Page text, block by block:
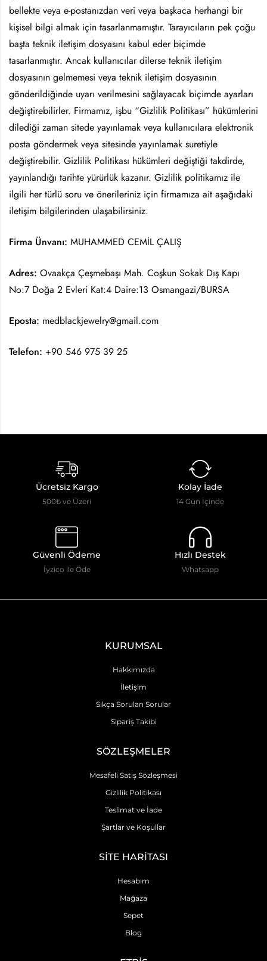
bellekte veya e-postanızdan veri veya başkaca herhangi bir
kişisel bilgi almak için tasarlanmamıştır. Tarayıcıların pek çoğu
başta teknik iletişim dosyasını kabul eder biçimde
tasarlanmıştır. Ancak kullanıcılar dilerse teknik iletişim
dosyasının gelmemesi veya teknik iletişim dosyasının
gönderildiğinde uyarı verilmesini sağlayacak biçimde ayarları
değiştirebilirler. Firmamız, işbu “Gizlilik Politikası” hükümlerini
dilediği zaman sitede yayınlamak veya kullanıcılara elektronik
posta göndermek veya sitesinde yayınlamak suretiyle
değiştirebilir. Gizlilik Politikası hükümleri değiştiği takdirde,
yayınlandığı tarihte yürürlük kazanır. Gizlilik politikamız ile
ilgili her türlü soru ve önerileriniz için firmamıza ait aşağıdaki
iletişim bilgilerinden ulaşabilirsiniz.
Firma Ünvanı: MUHAMMED CEMİL ÇALIŞ
Adres: Ovaakça Çeşmebaşı Mah. Coşkun Sokak Dış Kapı
No:7 Doğa 2 Evleri Kat:4 Daire:13 Osmangazi/BURSA
Eposta: medblackjewelry@gmail.com
Telefon: +90 546 975 39 25
Ücretsiz Kargo
500₺ ve Üzeri
Kolay İade
14 Gün İçinde
Güvenli Ödeme
İyzico ile Öde
Hızlı Destek
Whatsapp
KURUMSAL
Hakkımızda
İletişim
Sıkça Sorulan Sorular
Sipariş Takibi
SÖZLEŞMELER
Mesafeli Satış Sözleşmesi
Gizlilik Politikası
Teslimat ve İade
Şartlar ve Koşullar
SİTE HARİTASI
Hesabım
Mağaza
Sepet
Blog